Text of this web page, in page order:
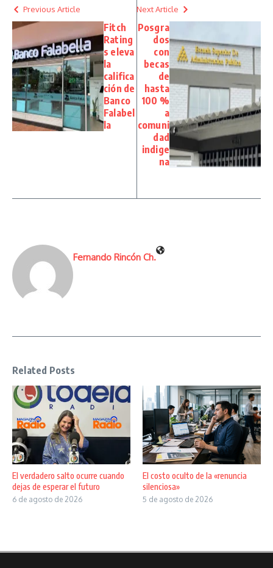
Previous Article
Fitch
Rating
s eleva
la
califica
ción de
Banco
Falabel
la
Next Article
Posgra
dos
con
becas
de
hasta
100 %
a
comuni
dad
indige
na
Fernando Rincón Ch.
Related Posts
El verdadero salto ocurre cuando
dejas de esperar el futuro
6 de agosto de 2026
El costo oculto de la «renuncia
silenciosa»
5 de agosto de 2026